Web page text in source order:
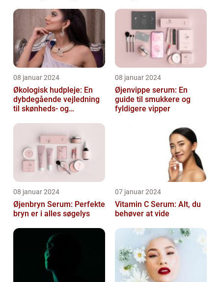
08 januar 2024
Økologisk hudpleje: En
dybdegående vejledning
til skønheds- og
08 januar 2024
Øjenvippe serum: En
guide til smukkere og
fyldigere vipper
08 januar 2024
Øjenbryn Serum: Perfekte
bryn er i alles søgelys
07 januar 2024
Vitamin C Serum: Alt, du
behøver at vide